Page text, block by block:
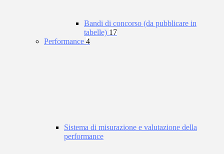
Bandi di concorso (da pubblicare in
tabelle) 17
Performance 4
Sistema di misurazione e valutazione della
performance